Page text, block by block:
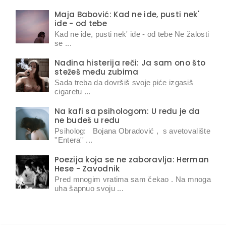
Maja Babović: Kad ne ide, pusti nek'
ide - od tebe
Kad ne ide, pusti nek' ide - od tebe Ne žalosti
se ...
Nađina histerija reči: Ja sam ono što
stežeš među zubima
Sada treba da dovršiš svoje piće izgasiš
cigaretu ...
Na kafi sa psihologom: U redu je da
ne budeš u redu
Psiholog: Bojana Obradović , s avetovalište
''Entera'' ...
Poezija koja se ne zaboravlja: Herman
Hese - Zavodnik
Pred mnogim vratima sam čekao . Na mnoga
uha šapnuo svoju ...